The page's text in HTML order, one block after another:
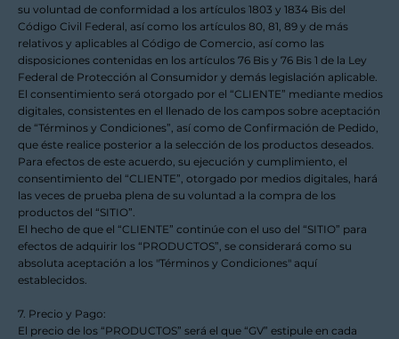
su voluntad de conformidad a los artículos 1803 y 1834 Bis del
Código Civil Federal, así como los artículos 80, 81, 89 y de más
relativos y aplicables al Código de Comercio, así como las
disposiciones contenidas en los artículos 76 Bis y 76 Bis 1 de la Ley
Federal de Protección al Consumidor y demás legislación aplicable.
El consentimiento será otorgado por el “CLIENTE” mediante medios
digitales, consistentes en el llenado de los campos sobre aceptación
de “Términos y Condiciones”, así como de Confirmación de Pedido,
que éste realice posterior a la selección de los productos deseados.
Para efectos de este acuerdo, su ejecución y cumplimiento, el
consentimiento del “CLIENTE”, otorgado por medios digitales, hará
las veces de prueba plena de su voluntad a la compra de los
productos del “SITIO”.
El hecho de que el “CLIENTE” continúe con el uso del “SITIO” para
efectos de adquirir los “PRODUCTOS”, se considerará como su
absoluta aceptación a los "Términos y Condiciones" aquí
establecidos.
7. Precio y Pago:
El precio de los “PRODUCTOS” será el que “GV” estipule en cada